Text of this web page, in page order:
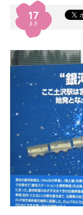
17
まき